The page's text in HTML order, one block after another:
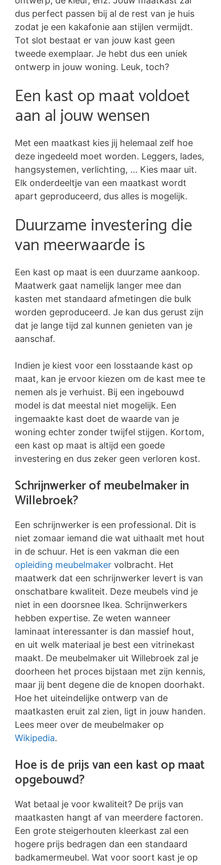
dus perfect passen bij al de rest van je huis
zodat je een kakafonie aan stijlen vermijdt.
Tot slot bestaat er van jouw kast geen
tweede exemplaar. Je hebt dus een uniek
ontwerp in jouw woning. Leuk, toch?
Een kast op maat voldoet
aan al jouw wensen
Met een maatkast kies jij helemaal zelf hoe
deze ingedeeld moet worden. Leggers, lades,
hangsystemen, verlichting, … Kies maar uit.
Elk onderdeeltje van een maatkast wordt
apart geproduceerd, dus alles is mogelijk.
Duurzame investering die
van meerwaarde is
Een kast op maat is een duurzame aankoop.
Maatwerk gaat namelijk langer mee dan
kasten met standaard afmetingen die bulk
worden geproduceerd. Je kan dus gerust zijn
dat je lange tijd zal kunnen genieten van je
aanschaf.
Indien je kiest voor een losstaande kast op
maat, kan je ervoor kiezen om de kast mee te
nemen als je verhuist. Bij een ingebouwd
model is dat meestal niet mogelijk. Een
ingemaakte kast doet de waarde van je
woning echter zonder twijfel stijgen. Kortom,
een kast op maat is altijd een goede
investering en dus zeker geen verloren kost.
Schrijnwerker of meubelmaker in
Willebroek?
Een schrijnwerker is een professional. Dit is
niet zomaar iemand die wat uithaalt met hout
in de schuur. Het is een vakman die een
opleiding meubelmaker volbracht. Het
maatwerk dat een schrijnwerker levert is van
onschatbare kwaliteit. Deze meubels vind je
niet in een doorsnee Ikea. Schrijnwerkers
hebben expertise. Ze weten wanneer
laminaat interessanter is dan massief hout,
en uit welk materiaal je best een vitrinekast
maakt. De meubelmaker uit Willebroek zal je
doorheen het proces bijstaan met zijn kennis,
maar jij bent degene die de knopen doorhakt.
Hoe het uiteindelijke ontwerp van de
maatkasten eruit zal zien, ligt in jouw handen.
Lees meer over de meubelmaker op
Wikipedia.
Hoe is de prijs van een kast op maat
opgebouwd?
Wat betaal je voor kwaliteit? De prijs van
maatkasten hangt af van meerdere factoren.
Een grote steigerhouten kleerkast zal een
hogere prijs bedragen dan een standaard
badkamermeubel. Wat voor soort kast je op